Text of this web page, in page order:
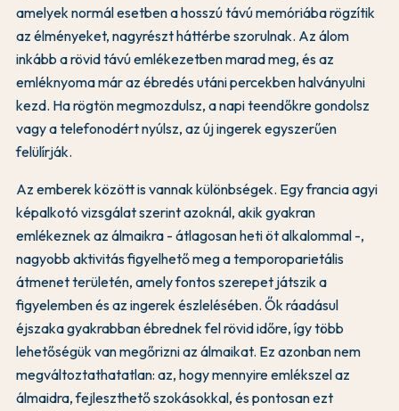
amelyek normál esetben a hosszú távú memóriába rögzítik
az élményeket, nagyrészt háttérbe szorulnak. Az álom
inkább a rövid távú emlékezetben marad meg, és az
emléknyoma már az ébredés utáni percekben halványulni
kezd. Ha rögtön megmozdulsz, a napi teendőkre gondolsz
vagy a telefonodért nyúlsz, az új ingerek egyszerűen
felülírják.
Az emberek között is vannak különbségek. Egy francia agyi
képalkotó vizsgálat szerint azoknál, akik gyakran
emlékeznek az álmaikra - átlagosan heti öt alkalommal -,
nagyobb aktivitás figyelhető meg a temporoparietális
átmenet területén, amely fontos szerepet játszik a
figyelemben és az ingerek észlelésében. Ők ráadásul
éjszaka gyakrabban ébrednek fel rövid időre, így több
lehetőségük van megőrizni az álmaikat. Ez azonban nem
megváltoztathatatlan: az, hogy mennyire emlékszel az
álmaidra, fejleszthető szokásokkal, és pontosan ezt